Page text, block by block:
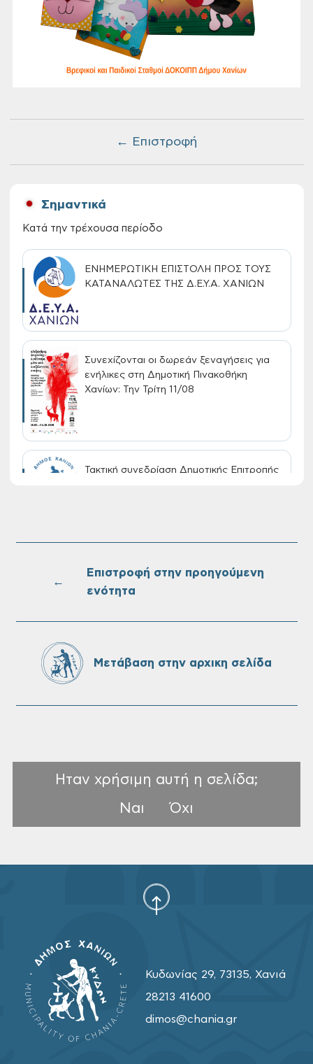
← Επιστροφή
Σημαντικά
Κατά την τρέχουσα περίοδο
ΕΝΗΜΕΡΩΤΙΚΗ ΕΠΙΣΤΟΛΗ ΠΡΟΣ ΤΟΥΣ
ΚΑΤΑΝΑΛΩΤΕΣ ΤΗΣ Δ.Ε.Υ.Α. ΧΑΝΙΩΝ
Συνεχίζονται οι δωρεάν ξεναγήσεις για
ενήλικες στη Δημοτική Πινακοθήκη
Χανίων: Την Τρίτη 11/08
Τακτική συνεδρίαση Δημοτικής Επιτροπής
Επαναλειτουργία του συστήματος
Ονουφρίου
Πίνακες Κατάταξης & Βαθμολογίας,
Δήμου Χανίων
←
Επιστροφή στην προηγούμενη
ενότητα
Μετάβαση στην αρχικη σελίδα
Ηταν χρήσιμη αυτή η σελίδα;
Ναι
Όχι
Κυδωνίας 29, 73135, Χανιά
28213 41600
dimos@chania.gr